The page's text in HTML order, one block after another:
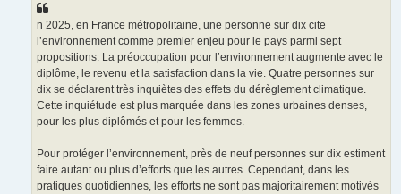
n 2025, en France métropolitaine, une personne sur dix cite
l’environnement comme premier enjeu pour le pays parmi sept
propositions. La préoccupation pour l’environnement augmente avec le
diplôme, le revenu et la satisfaction dans la vie. Quatre personnes sur
dix se déclarent très inquiètes des effets du dérèglement climatique.
Cette inquiétude est plus marquée dans les zones urbaines denses,
pour les plus diplômés et pour les femmes.
Pour protéger l’environnement, près de neuf personnes sur dix estiment
faire autant ou plus d’efforts que les autres. Cependant, dans les
pratiques quotidiennes, les efforts ne sont pas majoritairement motivés